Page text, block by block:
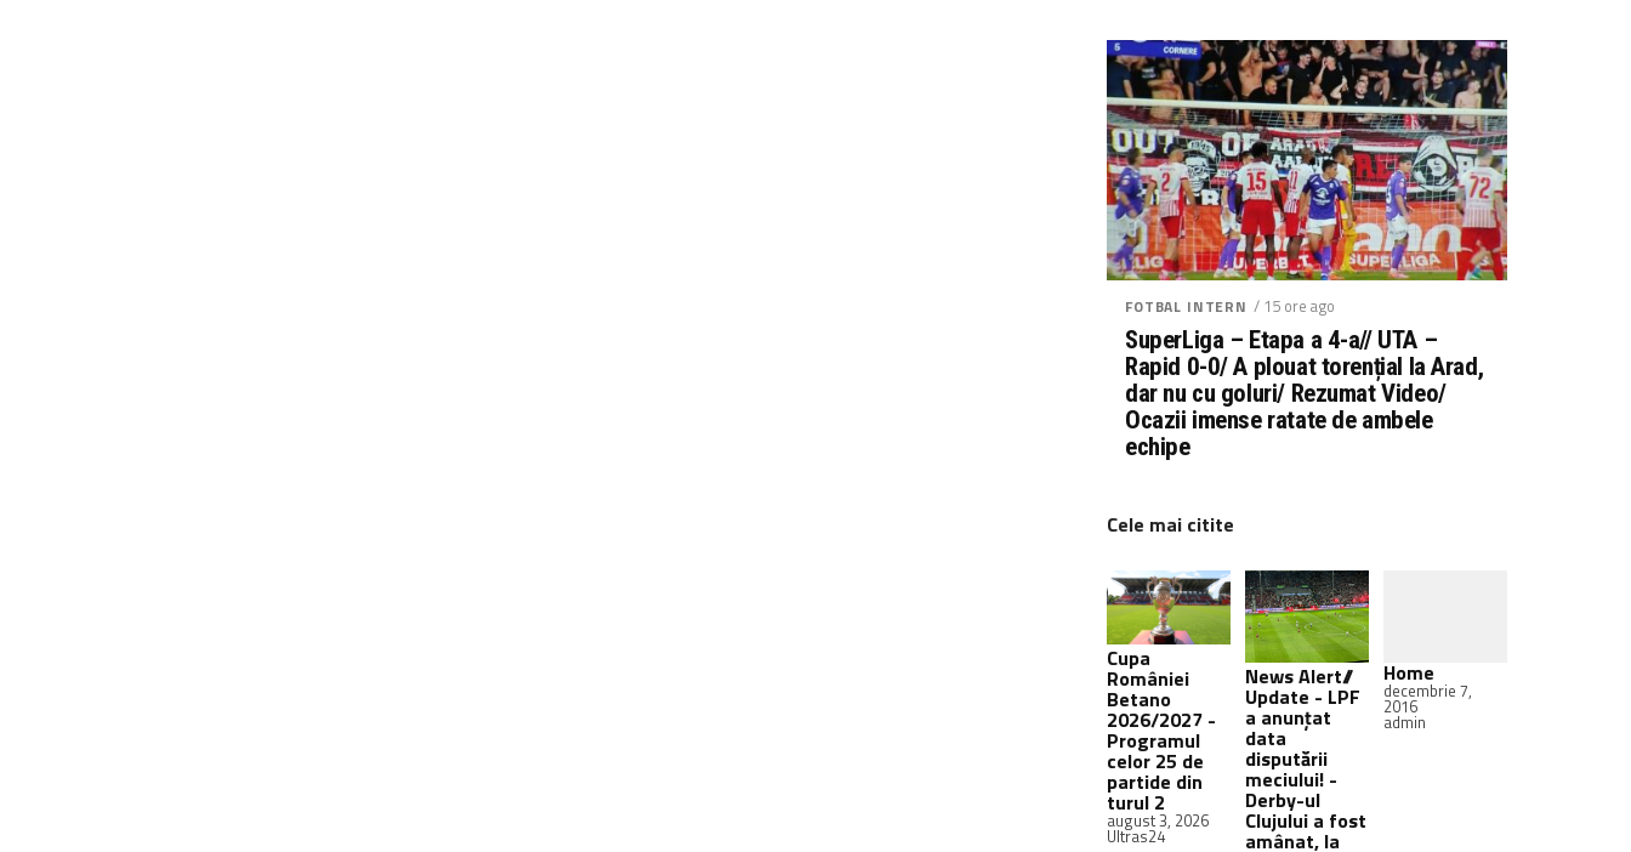
FOTBAL INTERN / 15 ore ago
SuperLiga – Etapa a 4-a// UTA –
Rapid 0-0/ A plouat torențial la Arad,
dar nu cu goluri/ Rezumat Video/
Ocazii imense ratate de ambele
echipe
Cele mai citite
Cupa
României
Betano
2026/2027 -
Programul
celor 25 de
partide din
turul 2
august 3, 2026
Ultras24
News Alert//
Update - LPF
a anunțat
data
disputării
meciului! -
Derby-ul
Clujului a fost
amânat, la
Home
decembrie 7,
2016
admin